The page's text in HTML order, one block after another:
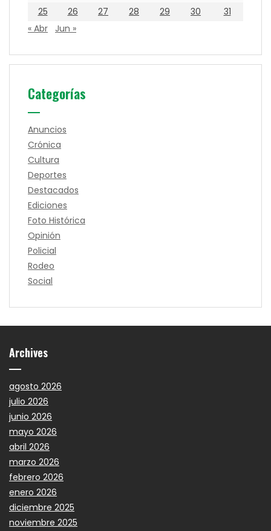
25
26 27 28 29 30
31
« Abr
Jun »
Categorías
Anuncios
Crónica
Cultura
Deportes
Destacados
Ediciones
Foto Histórica
Opinión
Policial
Rodeo
Social
Archives
agosto 2026
julio 2026
junio 2026
mayo 2026
abril 2026
marzo 2026
febrero 2026
enero 2026
diciembre 2025
noviembre 2025